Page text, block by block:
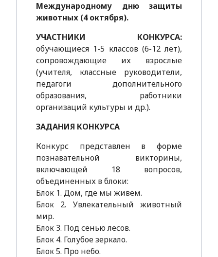
Международному дню защиты
животных (4 октября).
УЧАСТНИКИ КОНКУРСА:
обучающиеся 1-5 классов (6-12 лет),
сопровождающие их взрослые
(учителя, классные руководители,
педагоги дополнительного
образования, работники
организаций культуры и др.).
ЗАДАНИЯ КОНКУРСА
Конкурс представлен в форме
познавательной викторины,
включающей 18 вопросов,
объединенных в блоки:
Блок 1. Дом, где мы живем.
Блок 2. Увлекательный животный
мир.
Блок 3. Под сенью лесов.
Блок 4. Голубое зеркало.
Блок 5. Про небо.